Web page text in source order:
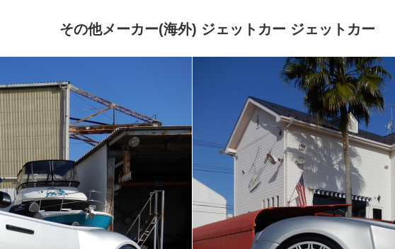
その他メーカー(海外) ジェットカー ジェットカー